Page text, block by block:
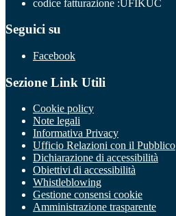
codice fatturazione :UFIKUC
Seguici su
Facebook
Sezione Link Utili
Cookie policy
Note legali
Informativa Privacy
Ufficio Relazioni con il Pubblico
Dichiarazione di accessibilità
Obiettivi di accessibilità
Whistleblowing
Gestione consensi cookie
Amministrazione trasparente